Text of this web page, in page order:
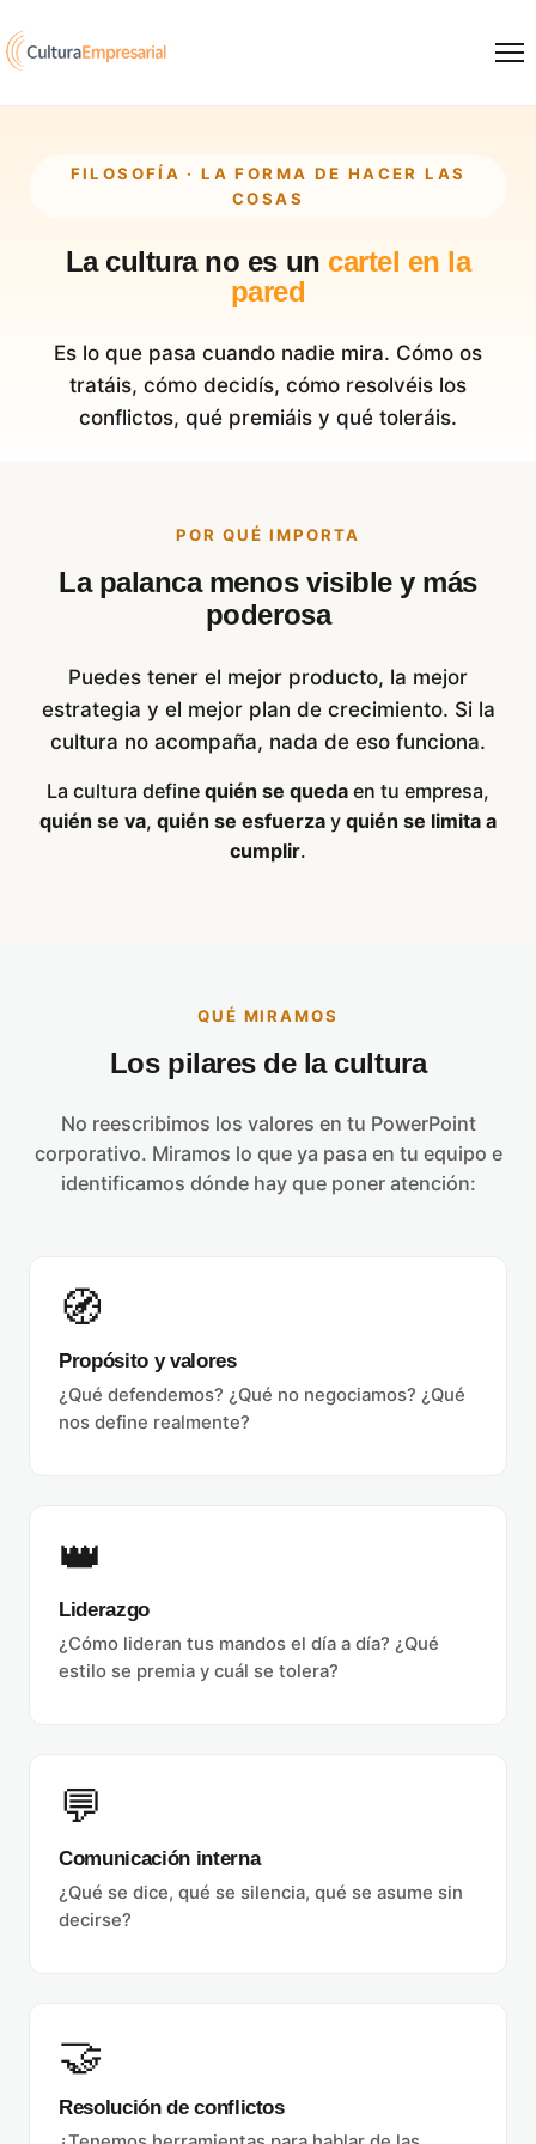
FILOSOFÍA · LA FORMA DE HACER LAS
COSAS
La cultura no es un cartel en la
pared
Es lo que pasa cuando nadie mira. Cómo os
tratáis, cómo decidís, cómo resolvéis los
conflictos, qué premiáis y qué toleráis.
POR QUÉ IMPORTA
La palanca menos visible y más
poderosa
Puedes tener el mejor producto, la mejor
estrategia y el mejor plan de crecimiento. Si la
cultura no acompaña, nada de eso funciona.
La cultura define quién se queda en tu empresa,
quién se va, quién se esfuerza y quién se limita a
cumplir.
QUÉ MIRAMOS
Los pilares de la cultura
No reescribimos los valores en tu PowerPoint
corporativo. Miramos lo que ya pasa en tu equipo e
identificamos dónde hay que poner atención:
🧭
Propósito y valores
¿Qué defendemos? ¿Qué no negociamos? ¿Qué
nos define realmente?
👑
Liderazgo
¿Cómo lideran tus mandos el día a día? ¿Qué
estilo se premia y cuál se tolera?
💬
Comunicación interna
¿Qué se dice, qué se silencia, qué se asume sin
decirse?
🤝
Resolución de conflictos